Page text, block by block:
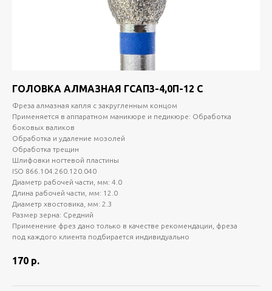
ГОЛОВКА АЛМАЗНАЯ ГСАП3-4,0П-12 С
Фреза алмазная капля с закругленным концом
Применяется в аппаратном маникюре и педикюре: Обработка
боковых валиков
Обработка и удаление мозолей
Обработка трещин
Шлифовки ногтевой пластины
ISO 866.104.260.120.040
Диаметр рабочей части, мм: 4.0
Длина рабочей части, мм: 12.0
Диаметр хвостовика, мм: 2.3
Размер зерна: Средний
Применение фрез дано только в качестве рекомендации, фреза
под каждого клиента подбирается индивидуально
170 р.